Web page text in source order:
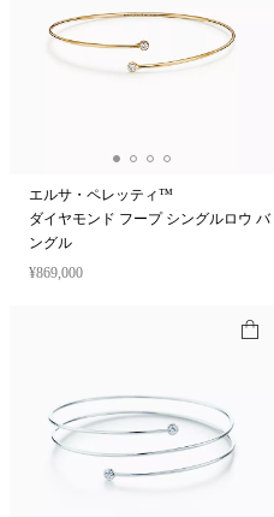
エルサ・ペレッティ™
ダイヤモンド フープ シングルロウ バ
ングル
¥869,000